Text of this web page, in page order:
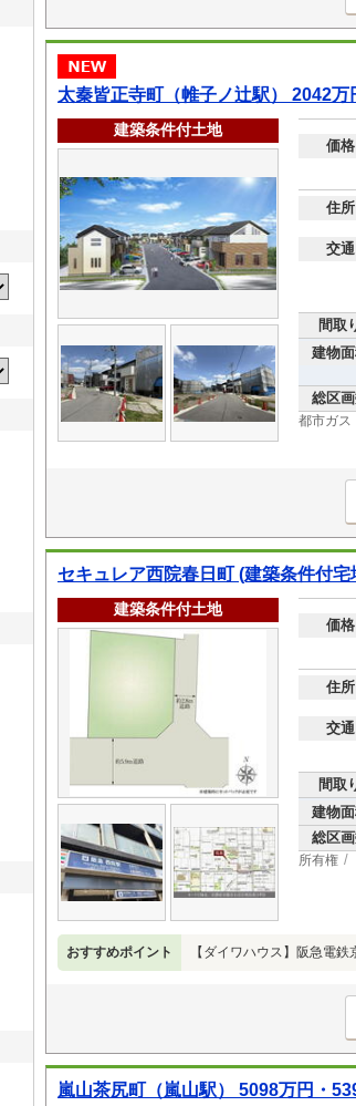
太秦皆正寺町（帷子ノ辻駅） 2042万
建築条件付土地
価格
住所
交通
間取
建物
総区
都市ガス
セキュレア西院春日町 (建築条件付宅
建築条件付土地
価格
住所
交通
間取
建物
総区
所有権
おすすめポイント 【ダイワハウス】阪急電
嵐山茶尻町（嵐山駅） 5098万円・